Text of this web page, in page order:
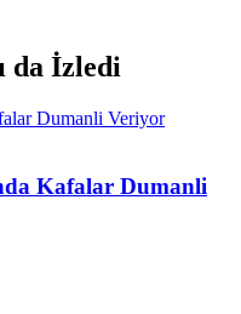
da İzledi
Kafalar Dumanli